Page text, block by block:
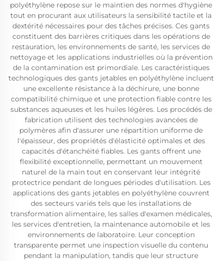
polyéthylène repose sur le maintien des normes d'hygiène
tout en procurant aux utilisateurs la sensibilité tactile et la
dextérité nécessaires pour des tâches précises. Ces gants
constituent des barrières critiques dans les opérations de
restauration, les environnements de santé, les services de
nettoyage et les applications industrielles où la prévention
de la contamination est primordiale. Les caractéristiques
technologiques des gants jetables en polyéthylène incluent
une excellente résistance à la déchirure, une bonne
compatibilité chimique et une protection fiable contre les
substances aqueuses et les huiles légères. Les procédés de
fabrication utilisent des technologies avancées de
polymères afin d'assurer une répartition uniforme de
l'épaisseur, des propriétés d'élasticité optimales et des
capacités d'étanchéité fiables. Les gants offrent une
flexibilité exceptionnelle, permettant un mouvement
naturel de la main tout en conservant leur intégrité
protectrice pendant de longues périodes d'utilisation. Les
applications des gants jetables en polyéthylène couvrent
des secteurs variés tels que les installations de
transformation alimentaire, les salles d'examen médicales,
les services d'entretien, la maintenance automobile et les
environnements de laboratoire. Leur conception
transparente permet une inspection visuelle du contenu
pendant la manipulation, tandis que leur structure